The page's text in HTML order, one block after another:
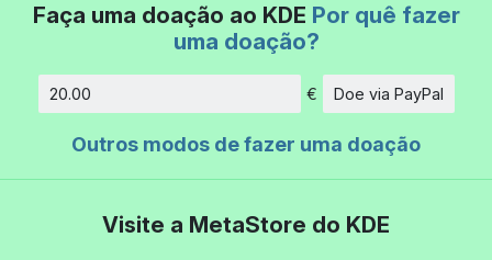
Faça uma doação ao KDE Por quê fazer
uma doação?
Quantidade
€ Doe via PayPal
Outros modos de fazer uma doação
Visite a MetaStore do KDE